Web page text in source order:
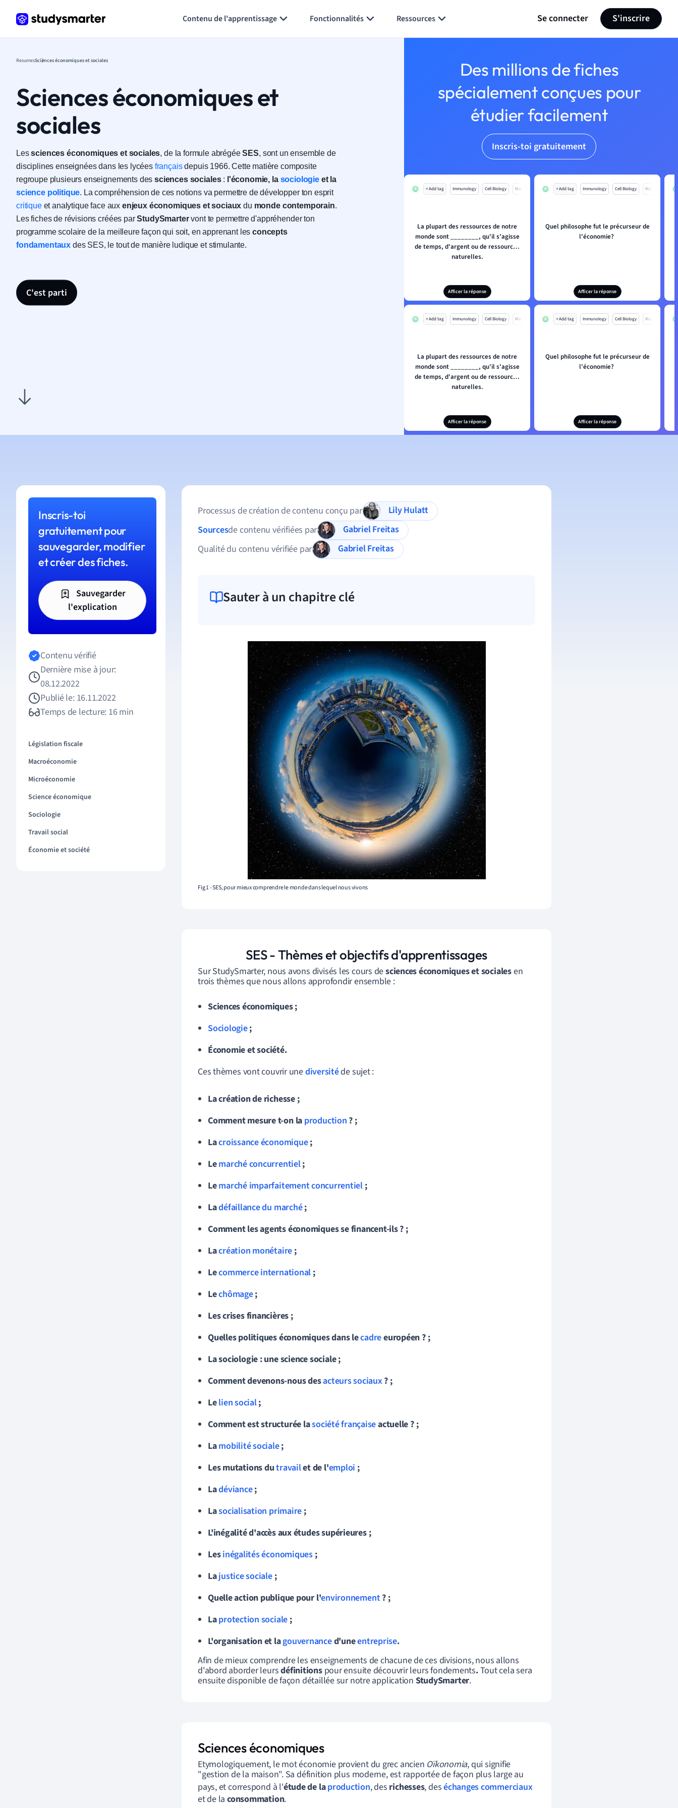
Contenu de l'apprentissage Fonctionnalités Ressources Se connecter S'inscrire
ResumesSciences économiques et sociales
Sciences économiques et
sociales
Lessciences économiques et sociales , de la formule abrégéeSES , sont un ensemble de
disciplines enseignées dans les lycées françaisdepuis 1966. Cette matière composite
regroupe plusieurs enseignements dessciences sociales : l'économie, la sociologieet la
science politique . La compréhension de ces notions va permettre de développer ton esprit
critiqueet analytique face aux enjeux économiques et sociaux du monde contemporain
Les fiches de révisions créées parStudySmartervont te permettre d'appréhender ton
programme scolaire de la meilleure façon qui soit, en apprenant lesconcepts
fondamentaux des SES, le tout de manière ludique et stimulante.
C'est parti
Des millions de fiches
spécialement conçues pour
étudier facilement
Inscris-toi gratuitement
+ Add tag Immunology Cell Biology Mo
La plupart des ressources de notre
monde sont ________, qu'il s'agisse
de temps, d'argent ou de ressources
naturelles.
Afficer la réponse
+ Add tag Immunology Cell Biology Mo
Quel philosophe fut le précurseur de
l'économie?
Afficer la réponse
+ Add tag Immunology Cell Biology Mo
La plupart des ressources de notre
monde sont ________, qu'il s'agisse
de temps, d'argent ou de ressources
naturelles.
Afficer la réponse
+ Add tag Immunology Cell Biology Mo
Quel philosophe fut le précurseur de
l'économie?
Afficer la réponse
Inscris-toi
gratuitement pour
sauvegarder, modifier
et créer des fiches.
Sauvegarder
l'explication
Contenu vérifié
Dernière mise à jour:
08.12.2022
Publié le: 16.11.2022
Temps de lecture: 16 min
Législation fiscale
Macroéconomie
Microéconomie
Science économique
Sociologie
Travail social
Économie et société
Processus de création de contenu conçu par
Lily Hulatt
Sourcesde contenu vérifiées par
Gabriel Freitas
Qualité du contenu vérifiée par
Gabriel Freitas
Sauter à un chapitre clé
Fig 1 - SES, pour mieux comprendre le monde dans lequel nous vivons
SES - Thèmes et objectifs d'apprentissages
Sur StudySmarter, nous avons divisés les cours desciences économiques et socialesen
trois thèmes que nous allons approfondir ensemble :
Sciences économiques ;
Sociologie;
Économie et société.
Ces thèmes vont couvrir unediversitéde sujet :
La création de richesse ;
Comment mesure t-on la production ? ;
Lacroissance économique;
Lemarché concurrentiel;
Lemarché imparfaitement concurrentiel;
Ladéfaillance du marché;
Comment les agents économiques se financent-ils ? ;
Lacréation monétaire ;
Lecommerce international ;
Lechômage;
Les crises financières ;
Quelles politiques économiques dans lecadreeuropéen ? ;
La sociologie : une science sociale ;
Comment devenons-nous desacteurs sociaux? ;
Lelien social;
Comment est structurée lasociété françaiseactuelle ? ;
Lamobilité sociale;
Les mutations dutravailet de l'emploi ;
Ladéviance;
Lasocialisation primaire ;
L'inégalité d'accès aux études supérieures ;
Lesinégalités économiques;
Lajustice sociale;
Quelle action publique pour l'environnement? ;
Laprotection sociale ;
L'organisation et lagouvernanced'uneentreprise.
Afin de mieux comprendre les enseignements de chacune de ces divisions, nous allons
d'abord aborder leursdéfinitions pour ensuite découvrir leurs fondements.Tout cela sera
ensuite disponible de façon détaillée sur notre application StudySmarter.
Sciences économiques
Etymologiquement, le mot économie provient du grec ancien Oïkonomia, qui signifie
"gestion de la maison". Sa définition plus moderne, est rapportée de façon plus large au
pays, et correspond à l'étude de laproduction, des richesses, deséchanges commerciaux
et de laconsommation.